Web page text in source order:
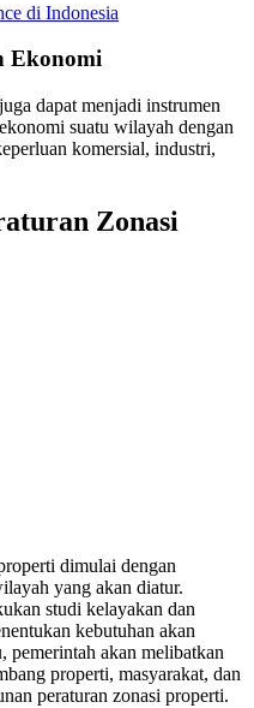
di Indonesia
Ekonomi
dapat menjadi instrumen
suatu wilayah dengan
komersial, industri,
Zonasi
dimulai dengan
yang akan diatur.
studi kelayakan dan
kebutuhan akan
pemerintah akan melibatkan
properti, masyarakat, dan
peraturan zonasi properti.